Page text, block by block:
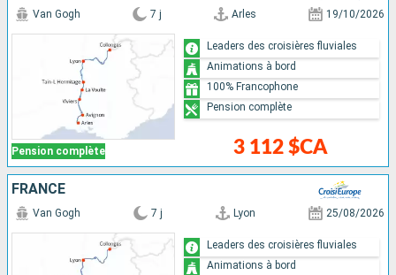
Pension complète
Van Gogh 7 j Arles 19/10/2026
3 112 $CA
Leaders des croisières fluviales
Animations à bord
100% Francophone
Pension complète
FRANCE
Van Gogh 7 j Lyon 25/08/2026
Leaders des croisières fluviales
Animations à bord